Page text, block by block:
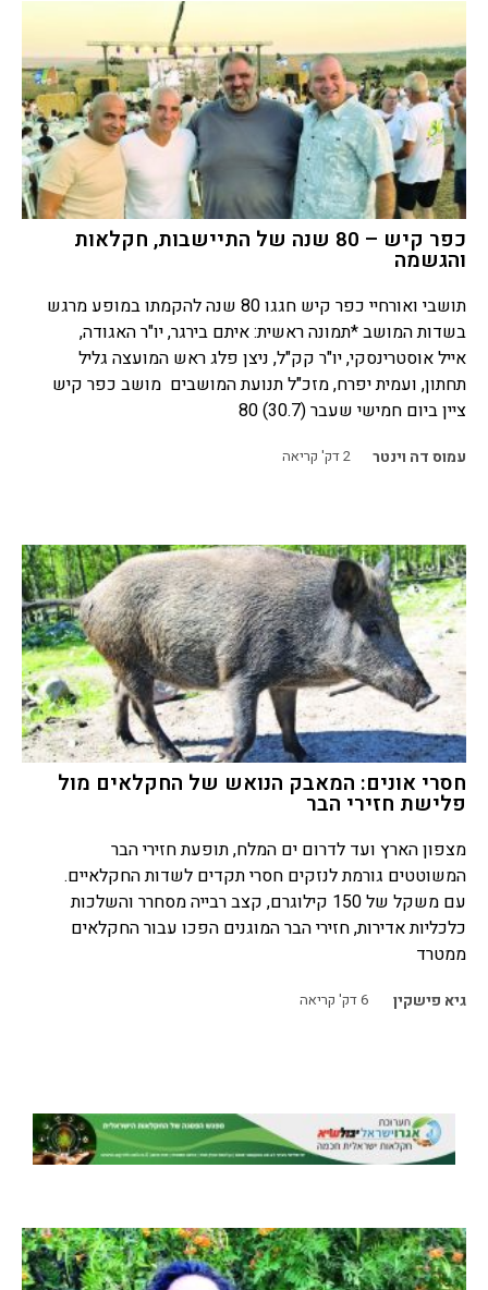
כפר קיש – 80 שנה של התיישבות, חקלאות
והגשמה
תושבי ואורחיי כפר קיש חגגו 80 שנה להקמתו במופע מרגש
בשדות המושב *תמונה ראשית: איתם בירגר, יו"ר האגודה,
אייל אוסטרינסקי, יו"ר קק"ל, ניצן פלג ראש המועצה גליל
תחתון, ועמית יפרח, מזכ"ל תנועת המושבים מושב כפר קיש
ציין ביום חמישי שעבר (30.7) 80
עמוס דה וינטר 2דק' קריאה
חסרי אונים: המאבק הנואש של החקלאים מול
פלישת חזירי הבר
מצפון הארץ ועד לדרום ים המלח, תופעת חזירי הבר
המשוטטים גורמת לנזקים חסרי תקדים לשדות החקלאיים.
עם משקל של 150 קילוגרם, קצב רבייה מסחרר והשלכות
כלכליות אדירות, חזירי הבר המוגנים הפכו עבור החקלאים
ממטרד
גיא פישקין 6דק' קריאה